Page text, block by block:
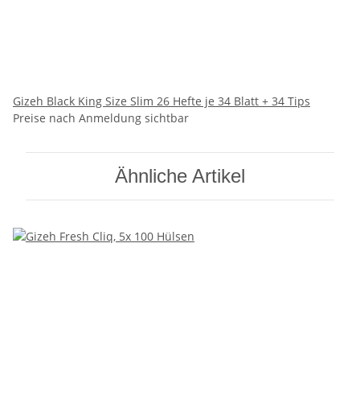
Gizeh Black King Size Slim 26 Hefte je 34 Blatt + 34 Tips
Preise nach Anmeldung sichtbar
Ähnliche Artikel